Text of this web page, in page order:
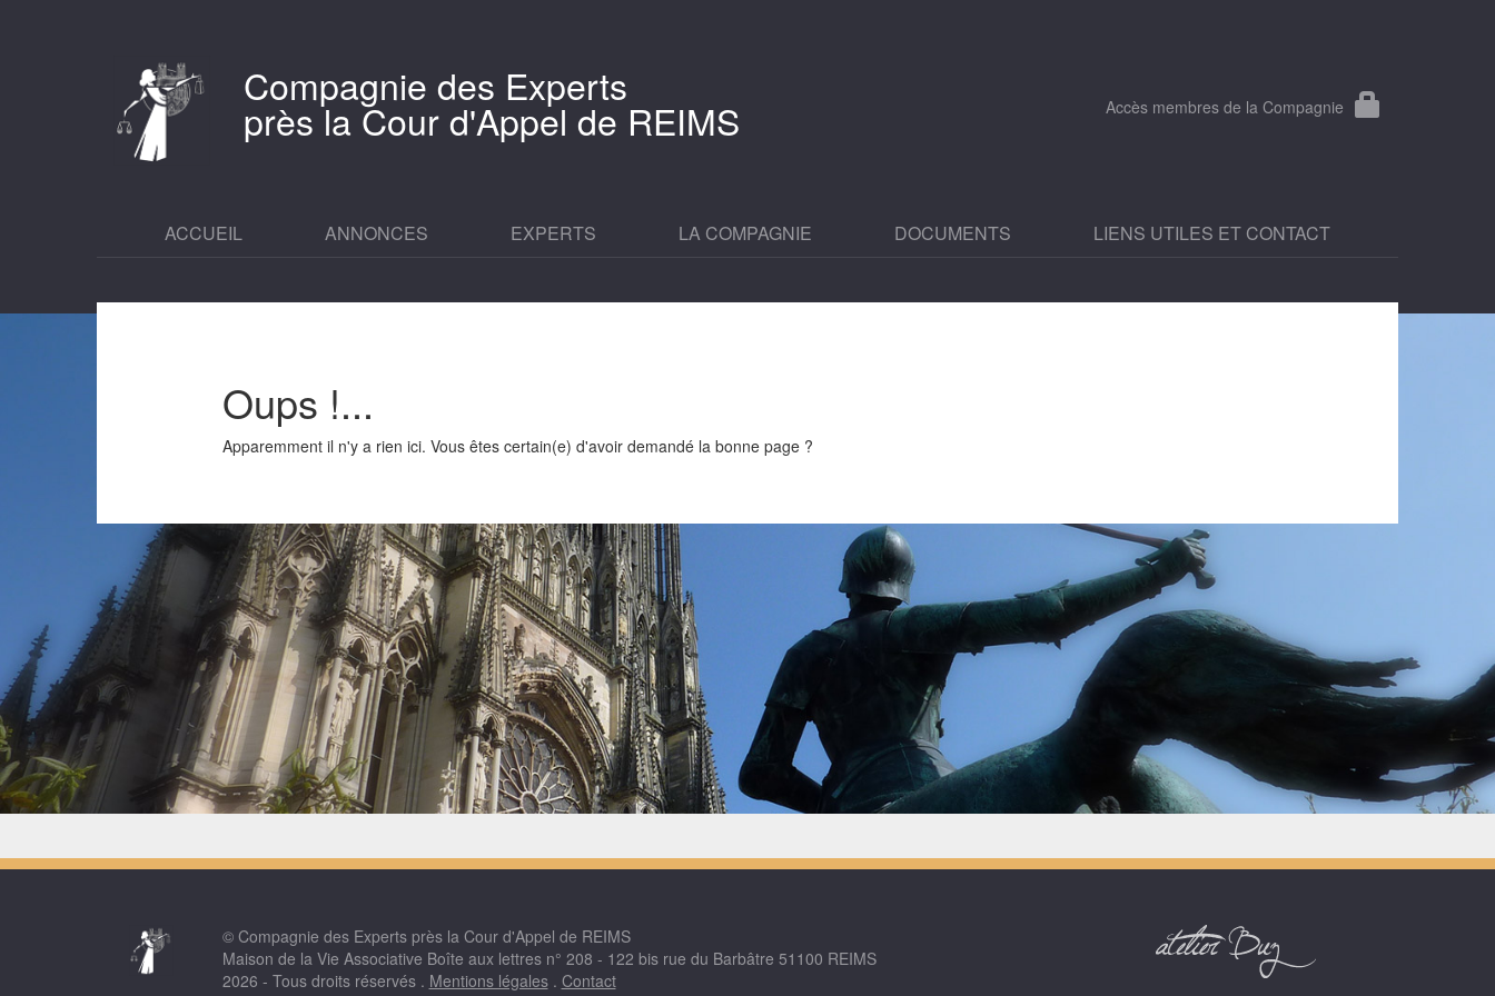
Compagnie des Experts
près la Cour d'Appel de REIMS Accès membres de la Compagnie
ACCUEIL ANNONCES EXPERTS LA COMPAGNIE DOCUMENTS LIENS UTILES ET CONTACT
Oups !...
Apparemment il n'y a rien ici. Vous êtes certain(e) d'avoir demandé la bonne page ?
© Compagnie des Experts près la Cour d'Appel de REIMS
Maison de la Vie Associative Boîte aux lettres n° 208 - 122 bis rue du Barbâtre 51100 REIMS
2026 - Tous droits réservés . Mentions légales. Contact